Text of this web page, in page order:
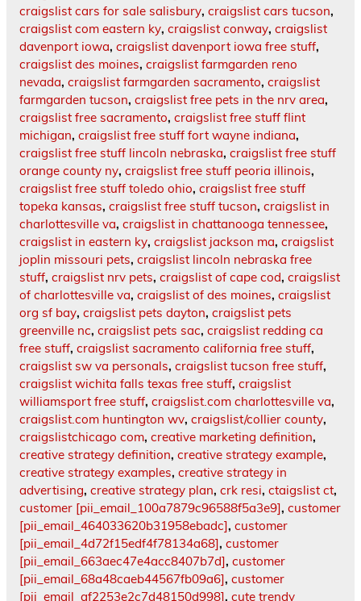
craigslist cars for sale salisbury, craigslist cars tucson,
craigslist com eastern ky, craigslist conway, craigslist
davenport iowa, craigslist davenport iowa free stuff,
craigslist des moines, craigslist farmgarden reno
nevada, craigslist farmgarden sacramento, craigslist
farmgarden tucson, craigslist free pets in the nrv area,
craigslist free sacramento, craigslist free stuff flint
michigan, craigslist free stuff fort wayne indiana,
craigslist free stuff lincoln nebraska, craigslist free stuff
orange county ny, craigslist free stuff peoria illinois,
craigslist free stuff toledo ohio, craigslist free stuff
topeka kansas, craigslist free stuff tucson, craigslist in
charlottesville va, craigslist in chattanooga tennessee,
craigslist in eastern ky, craigslist jackson ma, craigslist
joplin missouri pets, craigslist lincoln nebraska free
stuff, craigslist nrv pets, craigslist of cape cod, craigslist
of charlottesville va, craigslist of des moines, craigslist
org sf bay, craigslist pets dayton, craigslist pets
greenville nc, craigslist pets sac, craigslist redding ca
free stuff, craigslist sacramento california free stuff,
craigslist sw va personals, craigslist tucson free stuff,
craigslist wichita falls texas free stuff, craigslist
williamsport free stuff, craigslist.com charlottesville va,
craigslist.com huntington wv, craigslist/collier county,
craigslistchicago com, creative marketing definition,
creative strategy definition, creative strategy example,
creative strategy examples, creative strategy in
advertising, creative strategy plan, crk resi, ctaigslist ct,
customer [pii_email_100a7879c96588f5a3e9], customer
[pii_email_464033620b31958ebadc], customer
[pii_email_4d72f15edf4f78134a68], customer
[pii_email_663aec47e4acc8407b7d], customer
[pii_email_68a48caeb44567fb09a6], customer
[pii_email_af2253e2c7d48150d998], cute trendy